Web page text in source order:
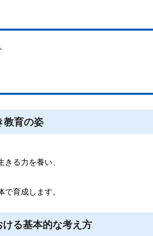
教育の姿
きる力を養い、
で育成します。
る基本的な考え方